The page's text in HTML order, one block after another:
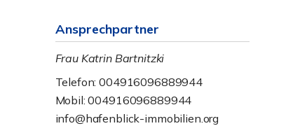
Ansprechpartner
Frau Katrin Bartnitzki
Telefon: 004916096889944
Mobil: 004916096889944
info@hafenblick-immobilien.org